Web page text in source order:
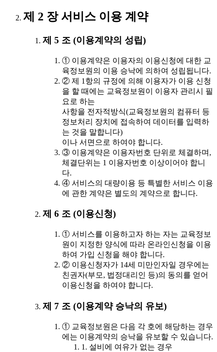
제 2 장 서비스 이용 계약
제 5 조 (이용계약의 성립)
① 이용계약은 이용자의 이용신청에 대한 교
육정보원의 이용 승낙에 의하여 성립됩니다.
② 제 1항의 규정에 의해 이용자가 이용 신청
을 할 때에는 교육정보원이 이용자 관리시 필
요로 하는
사항을 전자적방식(교육정보원의 컴퓨터 등
정보처리 장치에 접속하여 데이터를 입력하
는 것을 말합니다)
이나 서면으로 하여야 합니다.
③ 이용계약은 이용자번호 단위로 체결하며,
체결단위는 1 이용자번호 이상이어야 합니
다.
④ 서비스의 대량이용 등 특별한 서비스 이용
에 관한 계약은 별도의 계약으로 합니다.
제 6 조 (이용신청)
① 서비스를 이용하고자 하는 자는 교육정보
원이 지정한 양식에 따라 온라인신청을 이용
하여 가입 신청을 해야 합니다.
② 이용신청자가 14세 미만인자일 경우에는
친권자(부모, 법정대리인 등)의 동의를 얻어
이용신청을 하여야 합니다.
제 7 조 (이용계약 승낙의 유보)
① 교육정보원은 다음 각 호에 해당하는 경우
에는 이용계약의 승낙을 유보할 수 있습니다.
1. 설비에 여유가 없는 경우